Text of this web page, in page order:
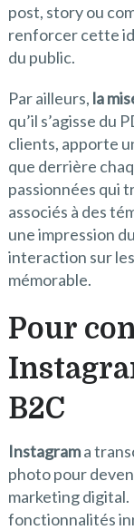
post, story ou
renforcer cette
du public.
Par ailleurs, la
qu’il s’agisse du
clients, apporte
que derrière
passionnées qui
associés à des
une impression
interaction sur
mémorable.
Pour
B2C
Instagrama
photo pour
marketing digital.
fonctionnalités